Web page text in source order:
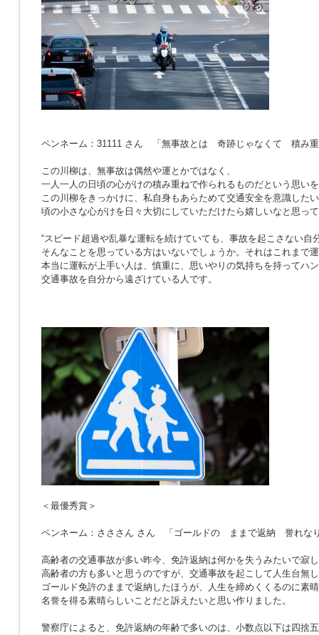
ペンネーム：31111 さん 「無事故とは 奇跡じゃなくて 積み
この川柳は、無事故は偶然や運とかではなく、
一人一人の日頃の心がけの積み重ねで作られるものだという思い
この川柳をきっかけに、私自身もあらためて交通安全を意識した
頃の小さな心がけを日々大切にしていただけたら嬉しいなと思っ
“スピード超過や乱暴な運転を続けていても、事故を起こさない自
そんなことを思っている方はいないでしょうか。それはこれまで
本当に運転が上手い人は、慎重に、思いやりの気持ちを持ってハ
交通事故を自分から遠ざけている人です。
＜最優秀賞＞
ペンネーム：さささん さん 「ゴールドの ままで返納 誉れな
高齢者の交通事故が多い昨今、免許返納は何かを失うみたいで寂
高齢者の方も多いと思うのですが、交通事故を起こして人生台無
ゴールド免許のままで返納したほうが、人生を締めくくるのに素
名誉を得る素晴らしいことだと訴えたいと思い作りました。
警察庁によると、免許返納の年齢で多いのは、小数点以下は四捨